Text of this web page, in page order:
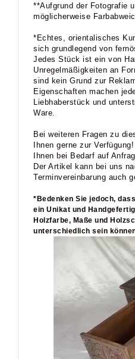
**Aufgrund der Fotografie
möglicherweise
*Echtes, orientalisches
sich grundlegend von
Jedes Stück ist ein von
Unregelmäßigkeiten an
sind kein Grund zur
Eigenschaften machen
Liebhaberstück und
Ware.
Bei weiteren Fragen zu
Ihnen gerne zur
Ihnen bei Bedarf auf
Der Artikel kann bei uns
Terminvereinbarung auch
*Bedenken Sie jedoch,
ein Unikat und
Holzfarbe, Maße und
unterschiedlich sein